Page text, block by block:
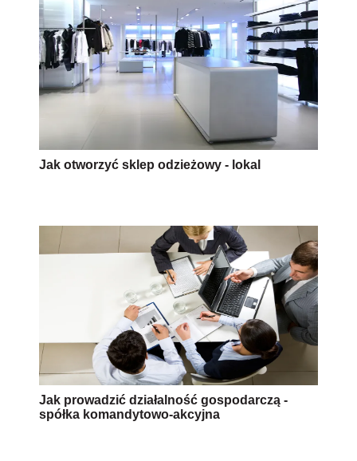
Jak otworzyć sklep odzieżowy - lokal
Jak prowadzić działalność gospodarczą -
spółka komandytowo-akcyjna